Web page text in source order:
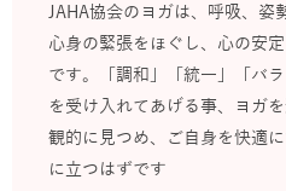
JAHA協会のヨガは、呼吸、姿
心身の緊張をほぐし、心の安
です。「調和」「統一」「バ
を受け入れてあげる事、ヨガ
観的に見つめ、ご自身を快適
に立つはずです